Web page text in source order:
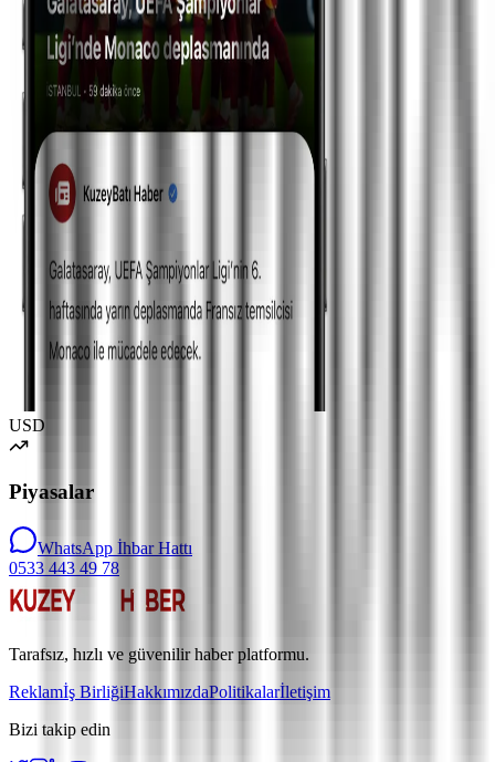
USD
Piyasalar
WhatsApp İhbar Hattı
0533 443 49 78
Tarafsız, hızlı ve güvenilir haber platformu.
Reklamİş BirliğiHakkımızdaPolitikalarİletişim
Bizi takip edin